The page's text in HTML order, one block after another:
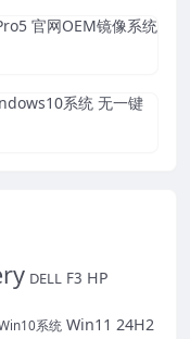
官网OEM镜像系统
系统 无一键
DELL F3 HP
系统 Win11 24H2